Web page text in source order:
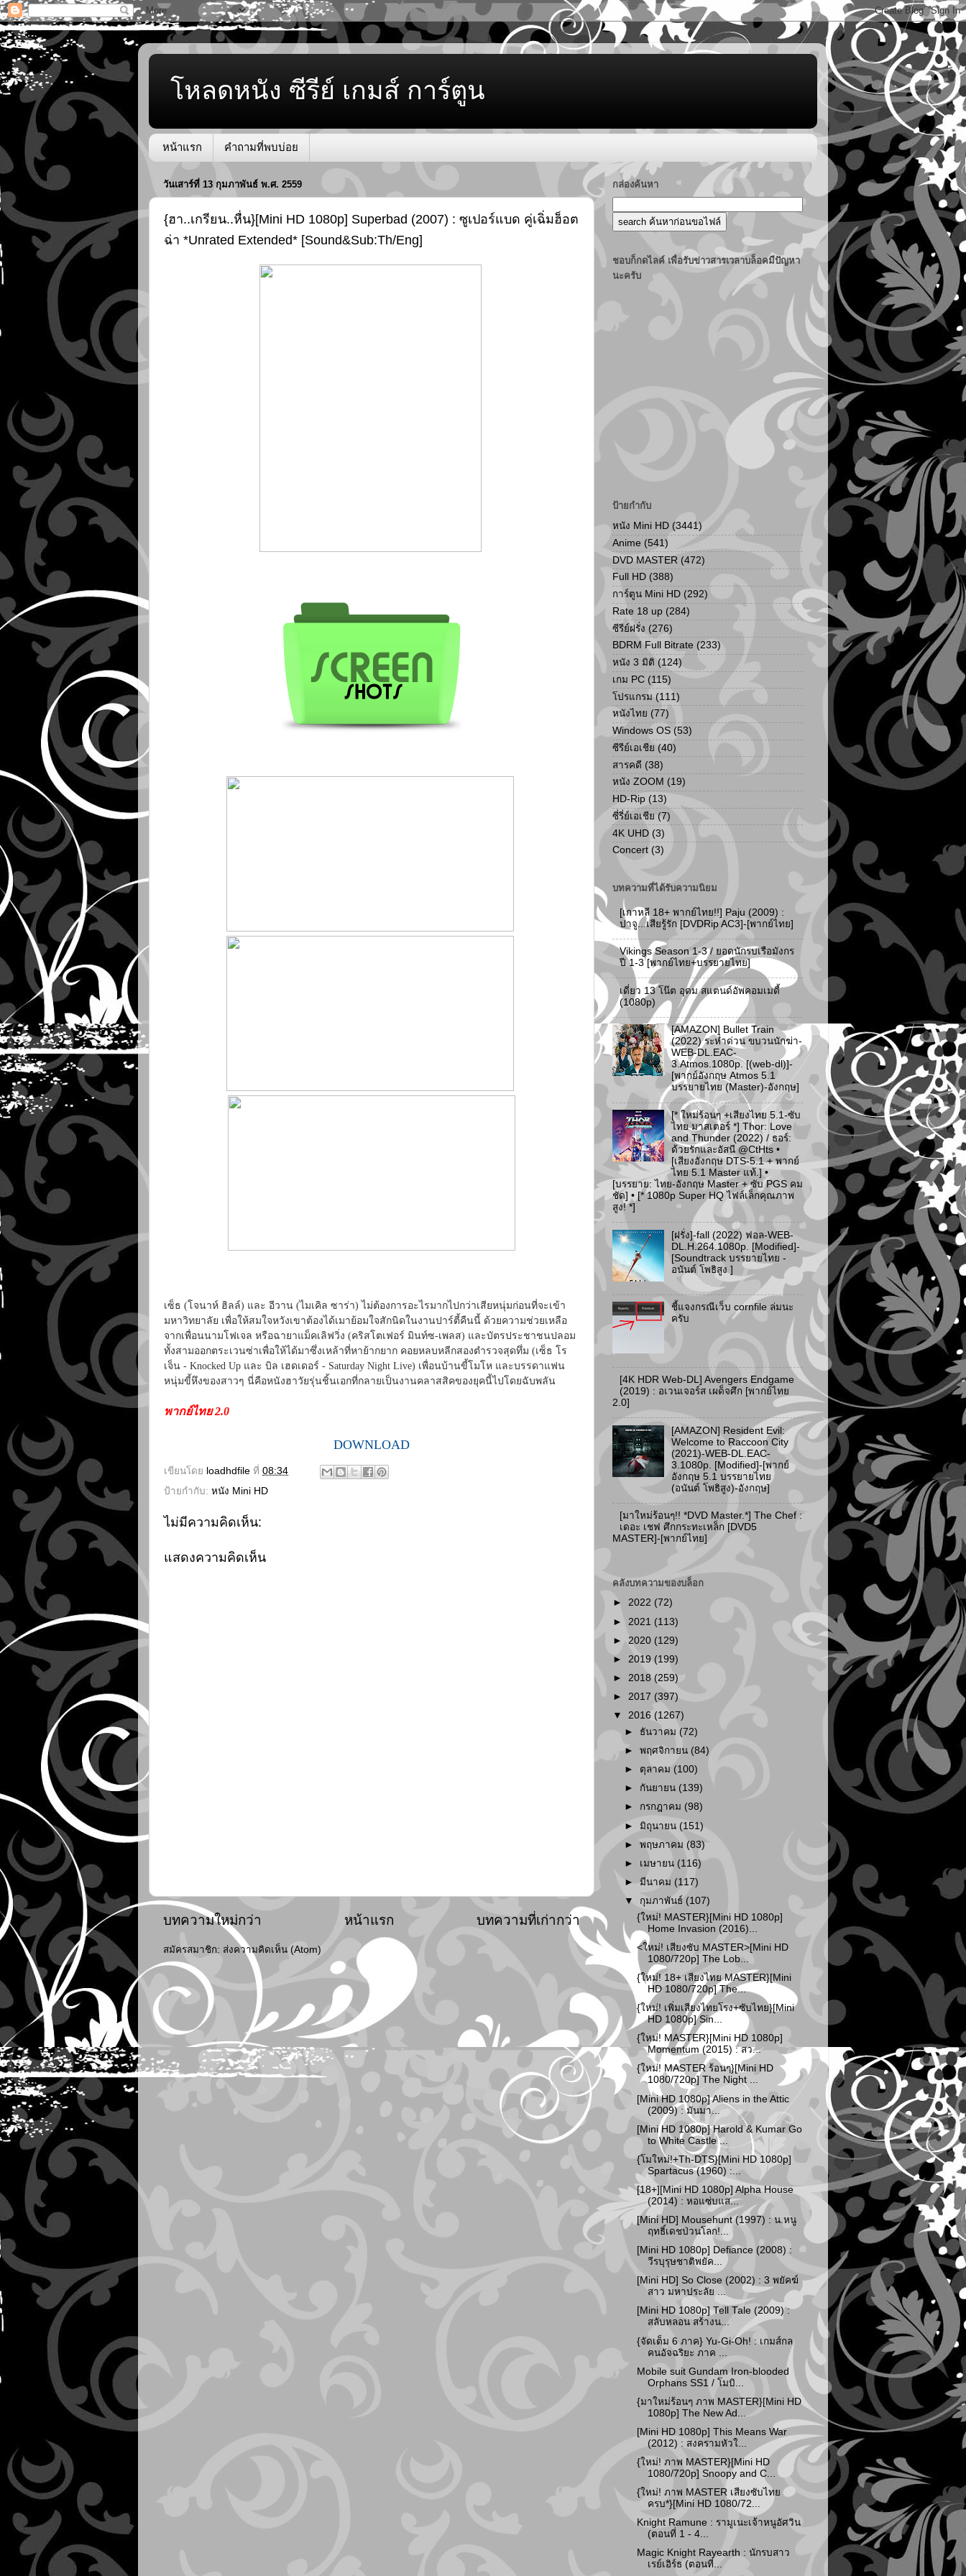
โหลดหนัง ซีรีย์ เกมส์ การ์ตูน
หน้าแรก คำถามที่พบบ่อย
วันเสาร์ที่ 13 กุมภาพันธ์ พ.ศ. 2559
{ฮา..เกรียน..หื่น}[Mini HD 1080p] Superbad (2007) : ซูเปอร์แบด คู่เฉิ่มฮ็อต
ฉ่า *Unrated Extended* [Sound&Sub:Th/Eng]
เซ็ธ (โจนาห์ ฮิลล์) และ อีวาน (ไมเคิล ซาร่า) ไม่ต้องการอะไรมากไปกว่าเสียหนุ่มก่อนที่จะเข้า
มหาวิทยาลัย เพื่อให้สมใจหวังเขาต้องได้เมาย้อมใจสักนิดในงานปาร์ตี้คืนนี้ ด้วยความช่วยเหลือ
จากเพื่อนนามโฟเจล หรือฉายาแม็คเลิฟวิ่ง (คริสโตเฟอร์ มินท์ซ-เพลส) และบัตรประชาชนปลอม
ทั้งสามออกตระเวนซ่าเพื่อให้ได้มาซึ่งเหล้าที่หาย้ากยาก คอยหลบหลีกสองตำรวจสุดทึ่ม (เซ็ธ โร
เจ็น - Knocked Up และ บิล เฮดเดอร์ - Saturday Night Live) เพื่อนบ้านขี้โมโห และบรรดาแฟน
หนุ่มขี้หึงของสาวๆ นี่คือหนังฮาวัยรุ่นชิ้นเอกที่กลายเป็นงานคลาสสิคของยุคนี้ไปโดยฉับพลัน
พากย์ไทย 2.0
DOWNLOAD
เขียนโดย loadhdfile ที่ 08:34
ป้ายกำกับ: หนัง Mini HD
ไม่มีความคิดเห็น:
แสดงความคิดเห็น
บทความใหม่กว่า บทความที่เก่ากว่า
หน้าแรก
สมัครสมาชิก: ส่งความคิดเห็น (Atom)
กล่องค้นหา
ชอบก็กดไลค์ เพื่อรับข่าวสารเวลาบล็อคมีปัญหา
นะครับ
ป้ายกำกับ
หนัง Mini HD (3441)
Anime (541)
DVD MASTER (472)
Full HD (388)
การ์ตูน Mini HD (292)
Rate 18 up (284)
ซีรีย์ฝรั่ง (276)
BDRM Full Bitrate (233)
หนัง 3 มิติ (124)
เกม PC (115)
โปรแกรม (111)
หนังไทย (77)
Windows OS (53)
ซีรีย์เอเชีย (40)
สารคดี (38)
หนัง ZOOM (19)
HD-Rip (13)
ซี่รี่ย์เอเชีย (7)
4K UHD (3)
Concert (3)
บทความที่ได้รับความนิยม
[เกาหลี 18+ พากย์ไทย!!] Paju (2009) :
ปาจู...เสียรู้รัก [DVDRip AC3]-[พากย์ไทย]
Vikings Season 1-3 / ยอดนักรบเรือมังกร
ปี 1-3 [พากย์ไทย+บรรยายไทย]
เดี่ยว 13 โน๊ต อุดม สแตนด์อัพคอมเมดี้
(1080p)
[AMAZON] Bullet Train
(2022) ระห่ำด่วน ขบวนนักฆ่า-
WEB-DL.EAC-
3.Atmos.1080p. [(web-dl)]-
[พากย์อังกฤษ Atmos 5.1
บรรยายไทย (Master)-อังกฤษ]
[* ใหม่ร้อนๆ +เสียงไทย 5.1-ซับ
ไทย มาสเตอร์ *] Thor: Love
and Thunder (2022) / ธอร์:
ด้วยรักและอัสนี @CtHts •
[เสียงอังกฤษ DTS-5.1 + พากย์
ไทย 5.1 Master แท้.] •
[บรรยาย: ไทย-อังกฤษ Master + ซับ PGS คม
ชัด] • [* 1080p Super HQ ไฟล์เล็กคุณภาพ
สูง! *]
[ฝรั่ง]-fall (2022) ฟอล-WEB-
DL.H.264.1080p. [Modified]-
[Soundtrack บรรยายไทย -
อนันต์ โพธิสูง ]
ชี้แจงกรณีเว็บ cornfile ล่มนะ
ครับ
[4K HDR Web-DL] Avengers Endgame
(2019) : อเวนเจอร์ส เผด็จศึก [พากย์ไทย
2.0]
[AMAZON] Resident Evil:
Welcome to Raccoon City
(2021)-WEB-DL.EAC-
3.1080p. [Modified]-[พากย์
อังกฤษ 5.1 บรรยายไทย
(อนันต์ โพธิสูง)-อังกฤษ]
[มาใหม่ร้อนๆ!! *DVD Master.*] The Chef :
เดอะ เชฟ ศึกกระทะเหล็ก [DVD5
MASTER]-[พากย์ไทย]
คลังบทความของบล็อก
► 2022 (72)
► 2021 (113)
► 2020 (129)
► 2019 (199)
► 2018 (259)
► 2017 (397)
▼ 2016 (1267)
► ธันวาคม (72)
►พฤศจิกายน (84)
► ตุลาคม (100)
► กันยายน (139)
► กรกฎาคม (98)
►มิถุนายน (151)
►พฤษภาคม (83)
► เมษายน (116)
►มีนาคม (117)
▼ กุมภาพันธ์ (107)
{ใหม่! MASTER}[Mini HD 1080p]
Home Invasion (2016)...
<ใหม่! เสียงซับ MASTER>[Mini HD
1080/720p] The Lob...
{ใหม่! 18+ เสียงไทย MASTER}[Mini
HD 1080/720p] The...
{ใหม่! เพิ่มเสียงไทยโรง+ซับไทย}[Mini
HD 1080p] Sin...
{ใหม่! MASTER}[Mini HD 1080p]
Momentum (2015) : สว...
{ใหม่! MASTER ร้อนๆ}[Mini HD
1080/720p] The Night ...
[Mini HD 1080p] Aliens in the Attic
(2009) : มันมา...
[Mini HD 1080p] Harold & Kumar Go
to White Castle ...
{โมใหม่!+Th-DTS}[Mini HD 1080p]
Spartacus (1960) :...
[18+][Mini HD 1080p] Alpha House
(2014) : หอแซ่บแส...
[Mini HD] Mousehunt (1997) : น.หนู
ฤทธิ์เดชป่วนโลก!...
[Mini HD 1080p] Defiance (2008) :
วีรบุรุษชาติพยัค...
[Mini HD] So Close (2002) : 3 พยัคฆ์
สาว มหาประลัย ...
[Mini HD 1080p] Tell Tale (2009) :
สลับหลอน สร้างน...
{จัดเต็ม 6 ภาค} Yu-Gi-Oh! : เกมส์กล
คนอัจฉริยะ ภาค ...
Mobile suit Gundam Iron-blooded
Orphans SS1 / โมบิ...
{มาใหม่ร้อนๆ ภาพ MASTER}[Mini HD
1080p] The New Ad...
[Mini HD 1080p] This Means War
(2012) : สงครามหัวใ...
{ใหม่! ภาพ MASTER}[Mini HD
1080/720p] Snoopy and C...
{ใหม่! ภาพ MASTER เสียงซับไทย
ครบ*}[Mini HD 1080/72...
Knight Ramune : รามูเนะเจ้าหนูอัศวิน
(ตอนที่ 1 - 4...
Magic Knight Rayearth : นักรบสาว
เรย์เอิร์ธ (ตอนที่...